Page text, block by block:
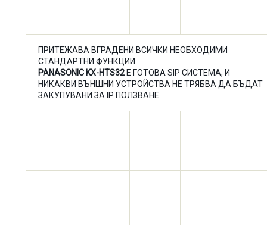
ПРИТЕЖАВА ВГРАДЕНИ ВСИЧКИ НЕОБХОДИМИ
СТАНДАРТНИ ФУНКЦИИ.
PANASONIC KX-HTS32Е ГОТОВА SIP СИСТЕМА, И
НИКАКВИ ВЪНШНИ УСТРОЙСТВА НЕ ТРЯБВА ДА БЪДАТ
ЗАКУПУВАНИ ЗА IP ПОЛЗВАНЕ.